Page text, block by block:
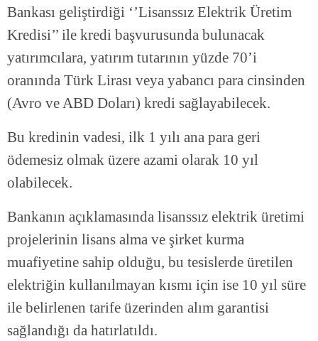
Bankası geliştirdiği ‘’Lisanssız Elektrik Üretim
Kredisi’’ ile kredi başvurusunda bulunacak
yatırımcılara, yatırım tutarının yüzde 70’i
oranında Türk Lirası veya yabancı para cinsinden
(Avro ve ABD Doları) kredi sağlayabilecek.
Bu kredinin vadesi, ilk 1 yılı ana para geri
ödemesiz olmak üzere azami olarak 10 yıl
olabilecek.
Bankanın açıklamasında lisanssız elektrik üretimi
projelerinin lisans alma ve şirket kurma
muafiyetine sahip olduğu, bu tesislerde üretilen
elektriğin kullanılmayan kısmı için ise 10 yıl süre
ile belirlenen tarife üzerinden alım garantisi
sağlandığı da hatırlatıldı.